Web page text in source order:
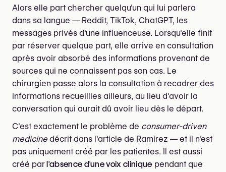
Alors elle part chercher quelqu'un qui lui parlera
dans sa langue — Reddit, TikTok, ChatGPT, les
messages privés d'une influenceuse. Lorsqu'elle finit
par réserver quelque part, elle arrive en consultation
après avoir absorbé des informations provenant de
sources qui ne connaissent pas son cas. Le
chirurgien passe alors la consultation à recadrer des
informations recueillies ailleurs, au lieu d'avoir la
conversation qui aurait dû avoir lieu dès le départ.
C'est exactement le problème de consumer-driven
medicinedécrit dans l'article de Ramirez — et il n'est
pas uniquement créé par les patientes. Il est aussi
créé par l'absence d'une voix clinique pendant que